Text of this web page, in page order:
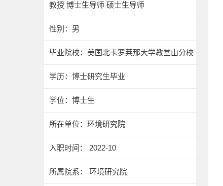
教授 博士生导师 硕士生导师
性别：男
毕业院校：美国北卡罗莱那大学教堂山分校
学历：博士研究生毕业
学位：博士生
所在单位：环境研究院
入职时间： 2022-10
所属院系： 环境研究院